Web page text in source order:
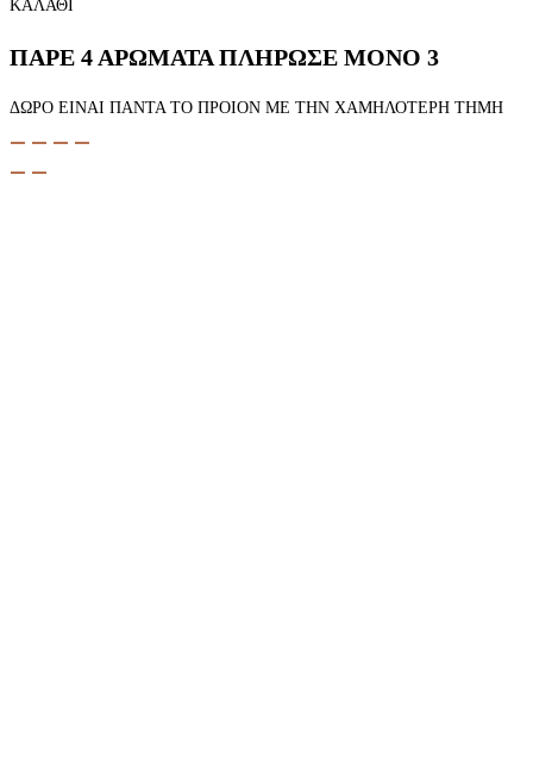
ΚΑΛΑΘΙ
ΠΑΡΕ 4 ΑΡΩΜΑΤΑ ΠΛΗΡΩΣΕ ΜΟΝΟ 3
ΔΩΡΟ ΕΙΝΑΙ ΠΑΝΤΑ ΤΟ ΠΡΟΙΟΝ ΜΕ ΤΗΝ ΧΑΜΗΛΟΤΕΡΗ ΤΗΜΗ